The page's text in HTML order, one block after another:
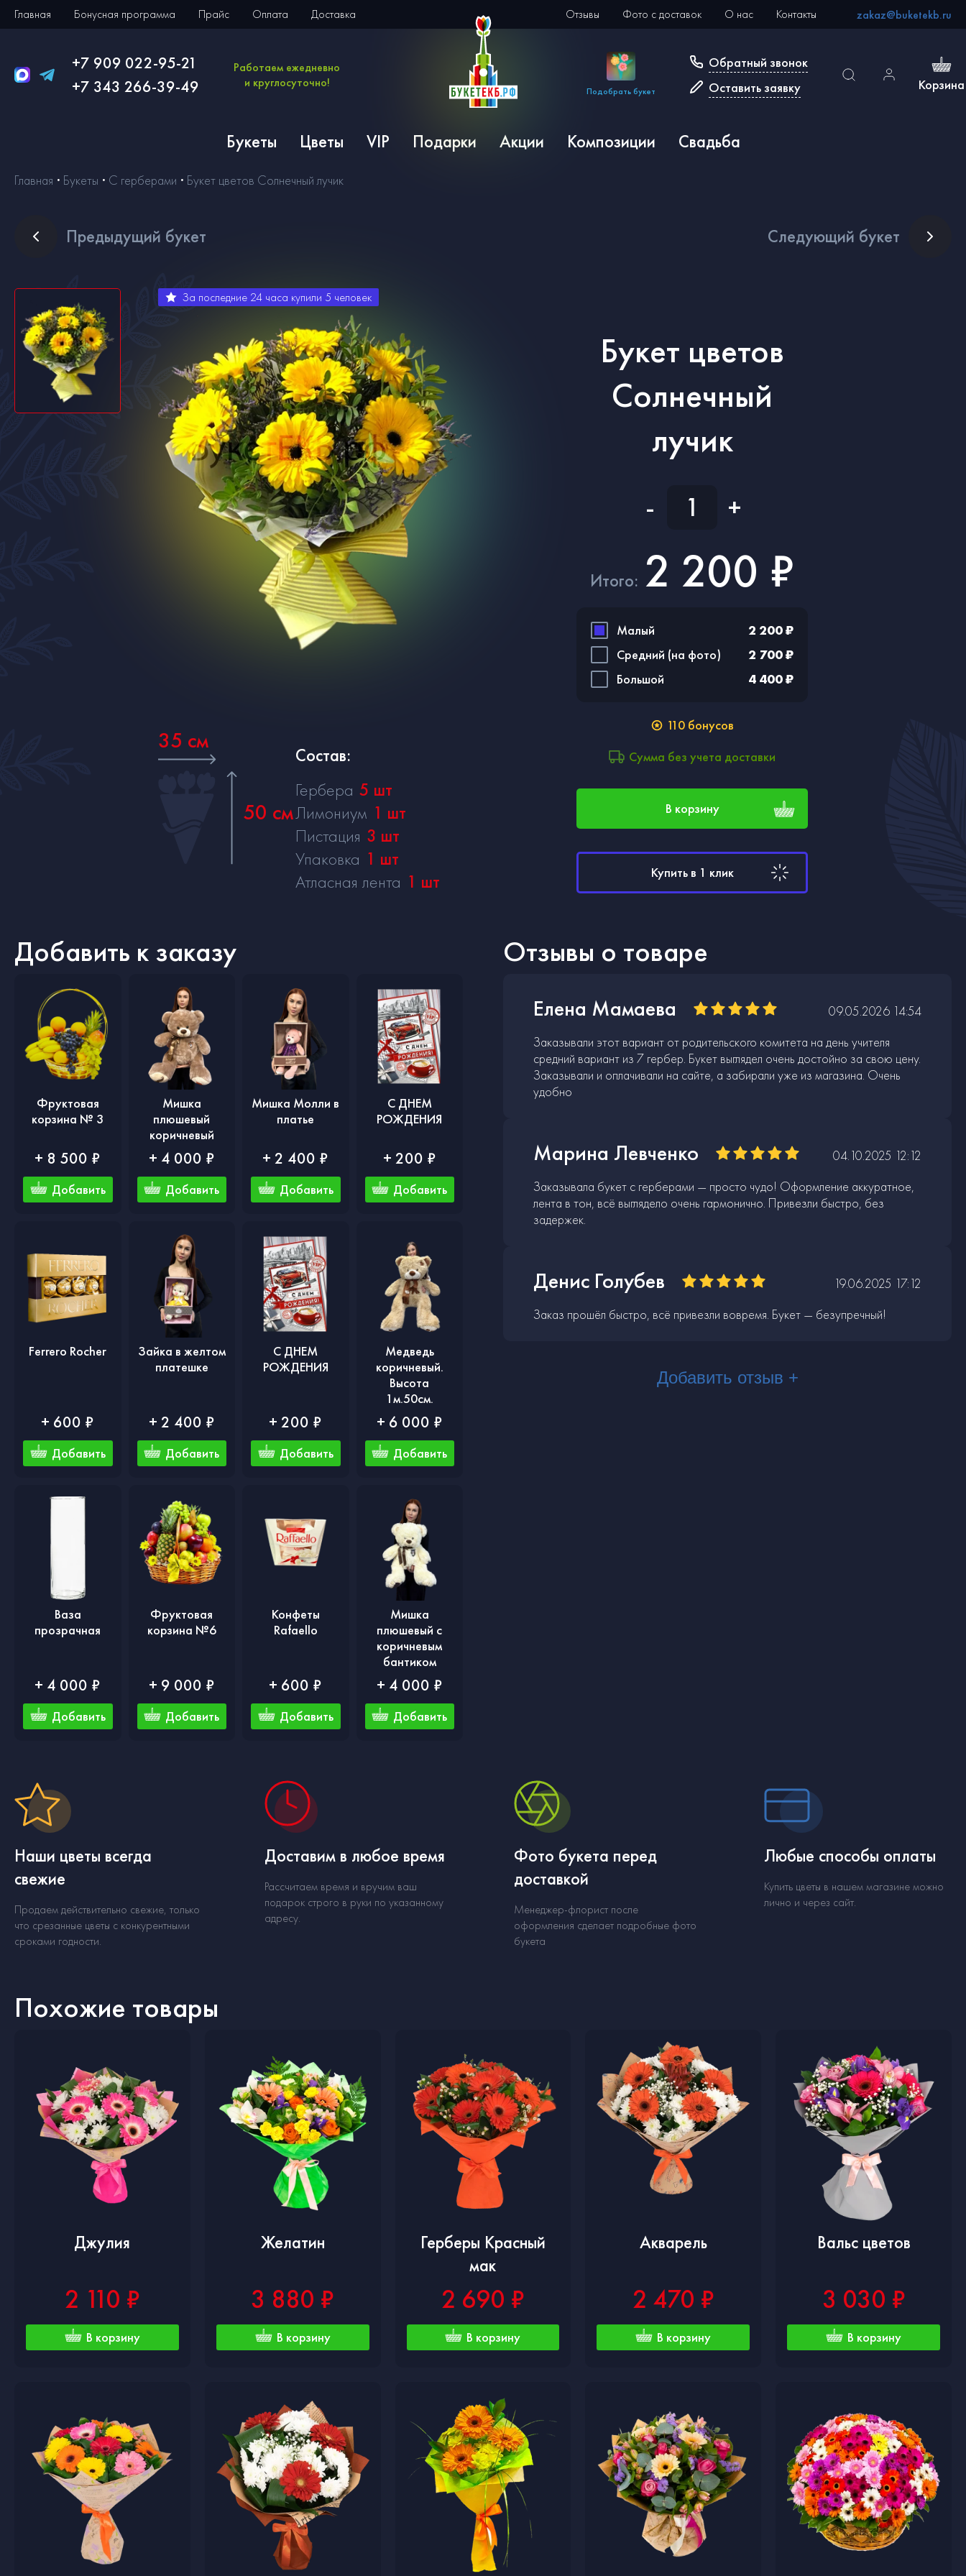
Главная Бонусная программа Прайс Оплата Доставка Отзывы Фото с доставок О нас Контакты zakaz@buketekb.ru
+7 909 022-95-21
+7 343 266-39-49
Работаем ежедневно
и круглосуточно!
Подобрать букет
Обратный звонок
Оставить заявку
Корзина
Букеты Цветы VIP Подарки Акции Композиции Свадьба
Главная Букеты С герберами Букет цветов Солнечный лучик
Букет цветов
Солнечный
лучик
За последние 24 часа купили 5 человек
- +
Итого: 2 200 ₽
Малый
2 200 ₽
Средний (на фото)
2 700 ₽
Большой
4 400 ₽
110 бонусов
Сумма без учета доставки
В корзину
Купить в 1 клик
Предыдущий букет Следующий букет
35 см
50 см
Состав:
Гербера 5 шт
Лимониум 1 шт
Пистация 3 шт
Упаковка 1 шт
Атласная лента 1 шт
Добавить к заказу
Фруктовая
корзина № 3
+ 8 500 ₽
Добавить
Мишка
плюшевый
коричневый
+ 4 000 ₽
Добавить
Мишка Молли в
платье
+ 2 400 ₽
Добавить
С ДНЕМ
РОЖДЕНИЯ
+ 200 ₽
Добавить
Ferrero Rocher
+ 600 ₽
Добавить
Зайка в желтом
платешке
+ 2 400 ₽
Добавить
С ДНЕМ
РОЖДЕНИЯ
+ 200 ₽
Добавить
Медведь
коричневый.
Высота
1м.50см.
+ 6 000 ₽
Добавить
Ваза
прозрачная
+ 4 000 ₽
Добавить
Фруктовая
корзина №6
+ 9 000 ₽
Добавить
Конфеты
Rafaello
+ 600 ₽
Добавить
Мишка
плюшевый с
коричневым
бантиком
+ 4 000 ₽
Добавить
Отзывы о товаре
Елена Мамаева
09.05.2026 14:54
Заказывали этот вариант от родительского комитета на день учителя
средний вариант из 7 гербер. Букет выглядел очень достойно за свою цену.
Заказывали и оплачивали на сайте, а забирали уже из магазина. Очень
удобно
Марина Левченко
04.10.2025 12:12
Заказывала букет с герберами — просто чудо! Оформление аккуратное,
лента в тон, всё выглядело очень гармонично. Привезли быстро, без
задержек.
Денис Голубев
19.06.2025 17:12
Заказ прошёл быстро, всё привезли вовремя. Букет — безупречный!
Добавить отзыв +
Наши цветы всегда
свежие
Продаем действительно свежие, только
что срезанные цветы с конкурентными
сроками годности.
Доставим в любое время
Рассчитаем время и вручим ваш
подарок строго в руки по указанному
адресу.
Фото букета перед
доставкой
Менеджер-флорист после
оформления сделает подробные фото
букета
Любые способы оплаты
Купить цветы в нашем магазине можно
лично и через сайт.
Похожие товары
Джулия
2 110 ₽
В корзину
Желатин
3 880 ₽
В корзину
Герберы Красный
мак
2 690 ₽
В корзину
Акварель
2 470 ₽
В корзину
Вальс цветов
3 030 ₽
В корзину